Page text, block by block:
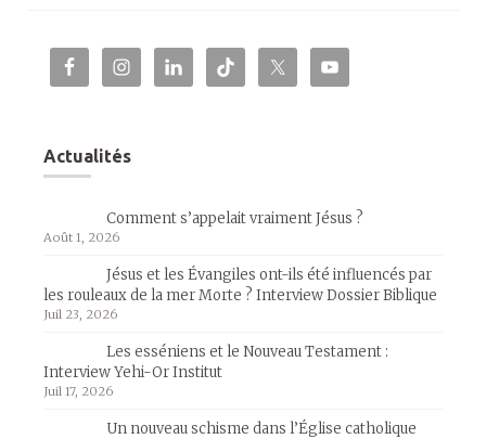
Actualités
Comment s’appelait vraiment Jésus ?
Août 1, 2026
Jésus et les Évangiles ont-ils été influencés par
les rouleaux de la mer Morte ? Interview Dossier Biblique
Juil 23, 2026
Les esséniens et le Nouveau Testament :
Interview Yehi-Or Institut
Juil 17, 2026
Un nouveau schisme dans l’Église catholique